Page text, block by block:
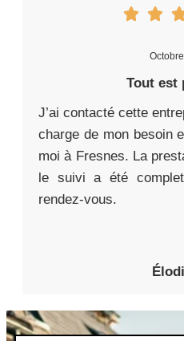
Tout est
J’ai contacté cette
charge de mon besoin
moi à Fresnes. La
le suivi a été
rendez-vous.